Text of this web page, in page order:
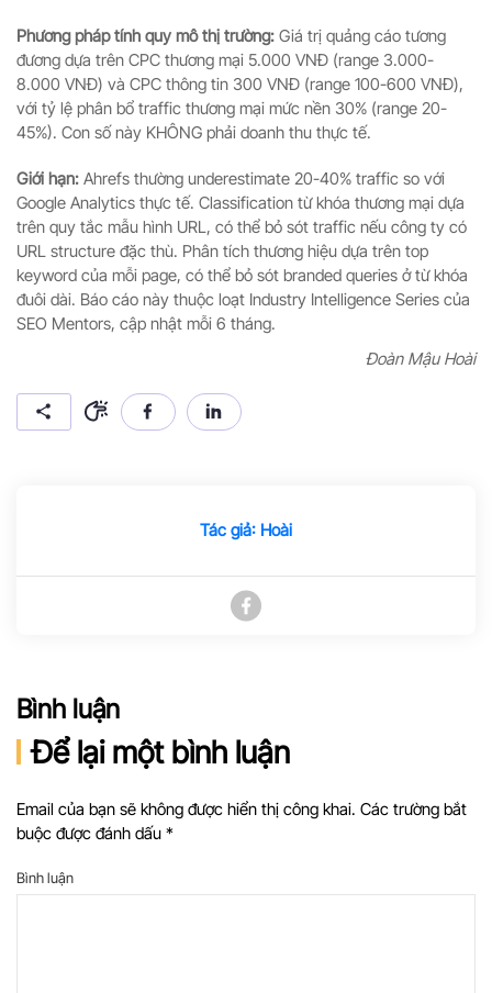
Phương pháp tính quy mô thị trường: Giá trị quảng cáo tương
đương dựa trên CPC thương mại 5.000 VNĐ (range 3.000-
8.000 VNĐ) và CPC thông tin 300 VNĐ (range 100-600 VNĐ),
với tỷ lệ phân bổ traffic thương mại mức nền 30% (range 20-
45%). Con số này KHÔNG phải doanh thu thực tế.
Giới hạn: Ahrefs thường underestimate 20-40% traffic so với
Google Analytics thực tế. Classification từ khóa thương mại dựa
trên quy tắc mẫu hình URL, có thể bỏ sót traffic nếu công ty có
URL structure đặc thù. Phân tích thương hiệu dựa trên top
keyword của mỗi page, có thể bỏ sót branded queries ở từ khóa
đuôi dài. Báo cáo này thuộc loạt Industry Intelligence Series của
SEO Mentors, cập nhật mỗi 6 tháng.
Đoàn Mậu Hoài
Tác giả: Hoài
Bình luận
Để lại một bình luận
Email của bạn sẽ không được hiển thị công khai. Các trường bắt
buộc được đánh dấu *
Bình luận